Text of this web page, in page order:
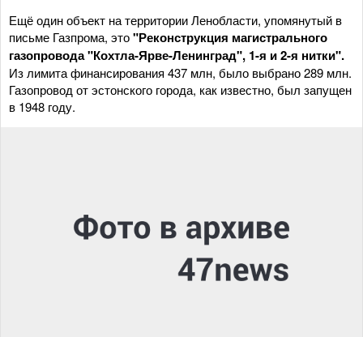
Ещё один объект на территории Ленобласти, упомянутый в
письме Газпрома, это"Реконструкция магистрального
газопровода "Кохтла-Ярве-Ленинград", 1-я и 2-я нитки".
Из лимита финансирования 437 млн, было выбрано 289 млн.
Газопровод от эстонского города, как известно, был запущен
в 1948 году.